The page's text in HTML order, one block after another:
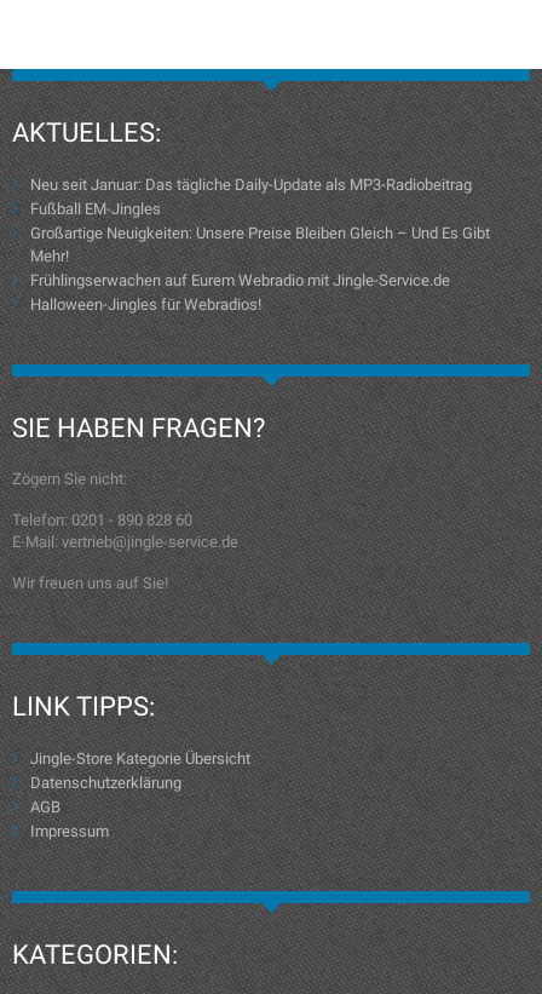
AKTUELLES:
Neu seit Januar: Das tägliche Daily-Update als MP3-Radiobeitrag
Fußball EM-Jingles
Großartige Neuigkeiten: Unsere Preise Bleiben Gleich – Und Es Gibt
Mehr!
Frühlingserwachen auf Eurem Webradio mit Jingle-Service.de
Halloween-Jingles für Webradios!
SIE HABEN FRAGEN?
Zögern Sie nicht:
Telefon: 0201 - 890 828 60
E-Mail: vertrieb@jingle-service.de
Wir freuen uns auf Sie!
LINK TIPPS:
Jingle-Store Kategorie Übersicht
Datenschutzerklärung
AGB
Impressum
KATEGORIEN: